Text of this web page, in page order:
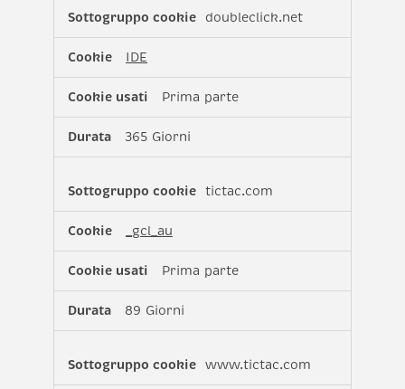
targeting
doubleclick.net
IDE
Prima parte
365 Giorni
tictac.com
_gcl_au
Prima parte
89 Giorni
www.tictac.com